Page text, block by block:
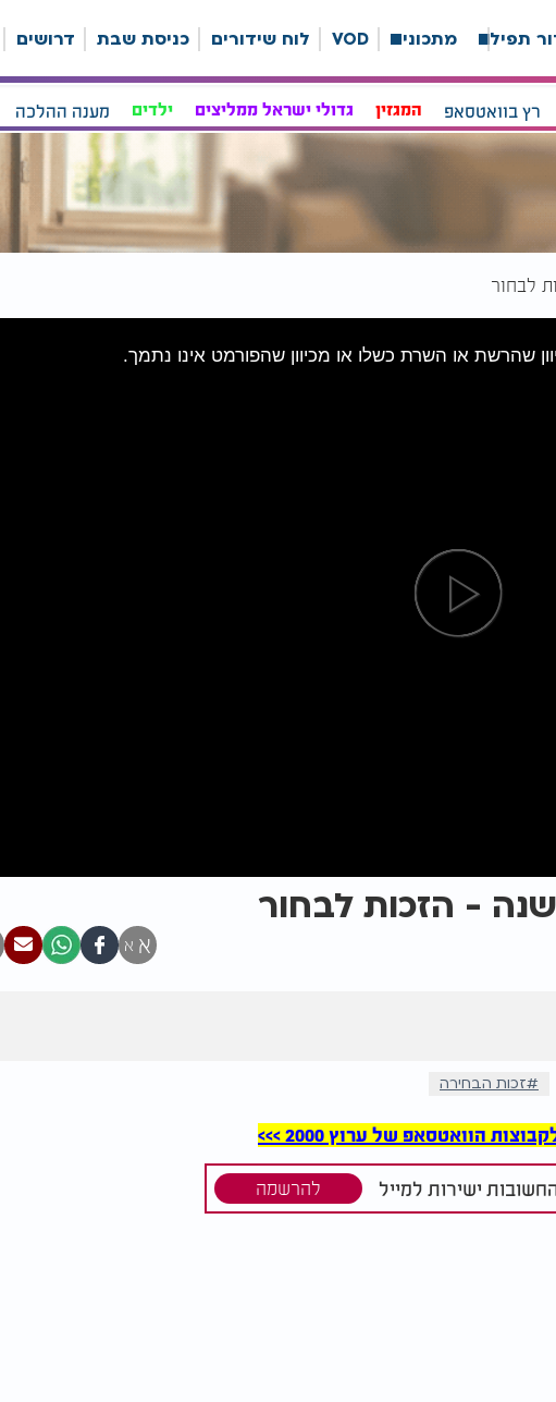
תפילה מתכונים VOD לוח שידורים כניסת שבת דרושים
רץ בוואטסאפ המגזין גדולי ישראל ממליצים ילדים מענה ההלכה
לבחור
שהרשת או השרת כשלו או מכיוון שהפורמט אינו נתמך.
- הזכות לבחור
א א
זכות הבחירה
הוואטסאפ של ערוץ 2000 >>>
ישירות למייל להרשמה